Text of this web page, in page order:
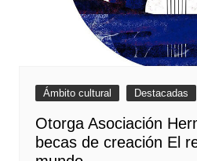
Ámbito cultural Destacadas
Otorga Asociación
becas de creación El